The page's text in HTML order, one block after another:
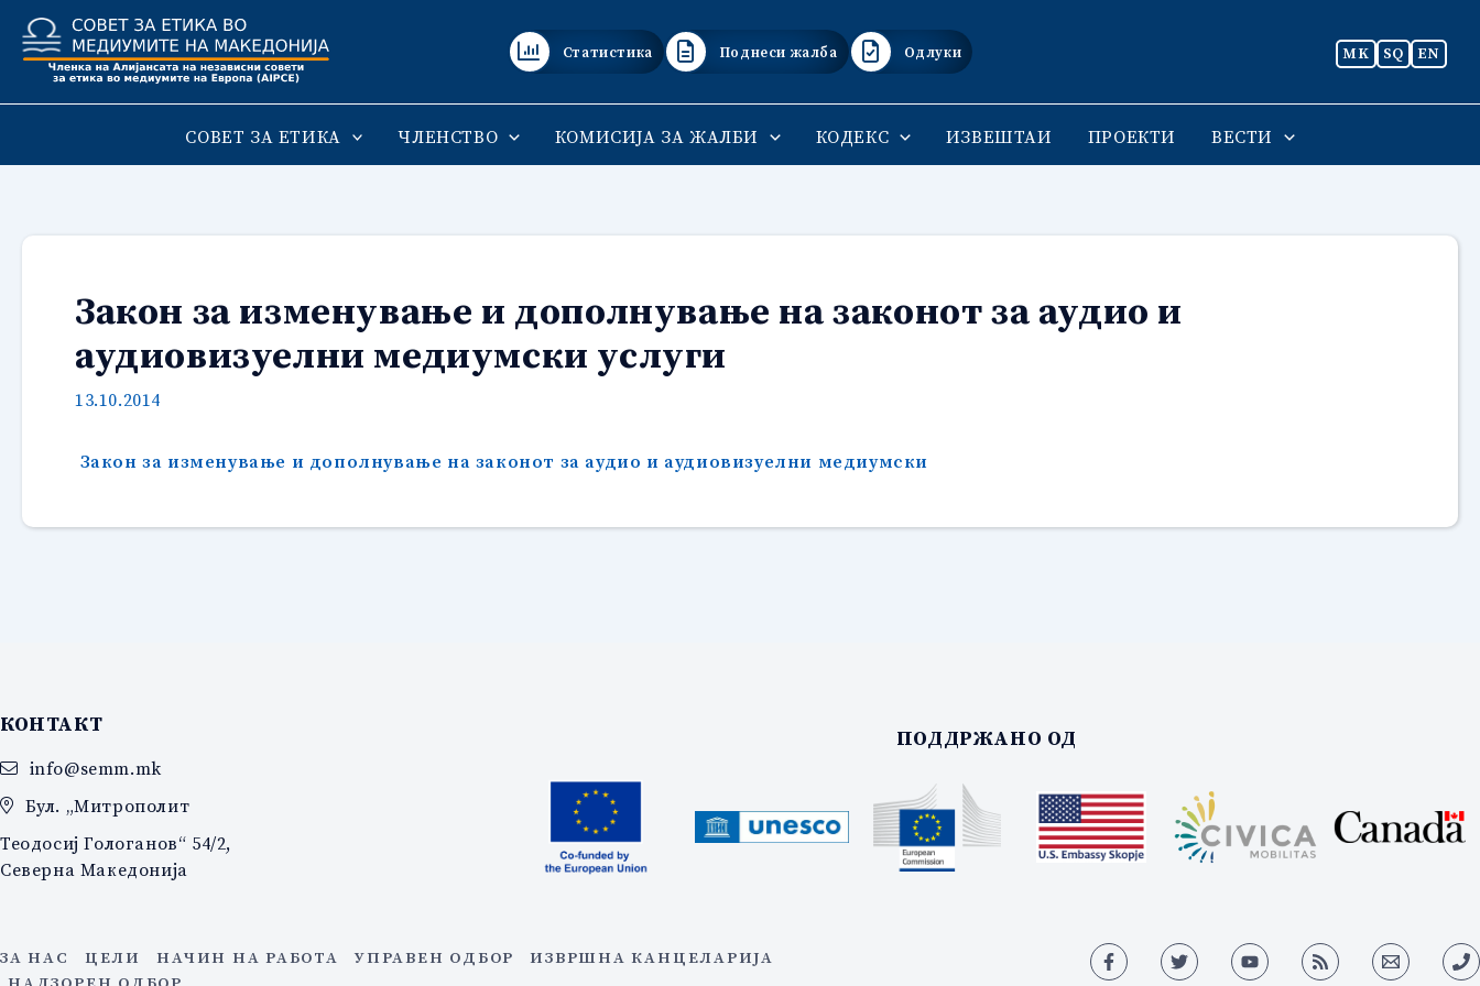
Skip
content
Статистика Поднеси жалба Одлуки MK SQ EN
СОВЕТ ЗА ЕТИКА ЧЛЕНСТВО КОМИСИЈА ЗА ЖАЛБИ КОДЕКС ИЗВЕШТАИ ПРОЕКТИ ВЕСТИ
Закон за изменување и дополнување на законот за аудио и
аудиовизуелни медиумски услуги
13.10.2014
Закон за изменување и дополнување на законот за аудио и аудиовизуелни медиумски
КОНТАКТ
info@semm.mk
Бул. „Митрополит
Теодосиј Гологанов“ 54/2,
Северна Македонија
ПОДДРЖАНО ОД
ЗА НАС ЦЕЛИ НАЧИН НА РАБОТА УПРАВЕН ОДБОР
ИЗВРШНА КАНЦЕЛАРИЈА